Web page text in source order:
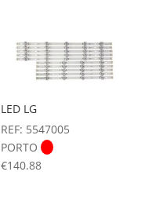
LED LG
REF: 5547005
PORTO
€140.88